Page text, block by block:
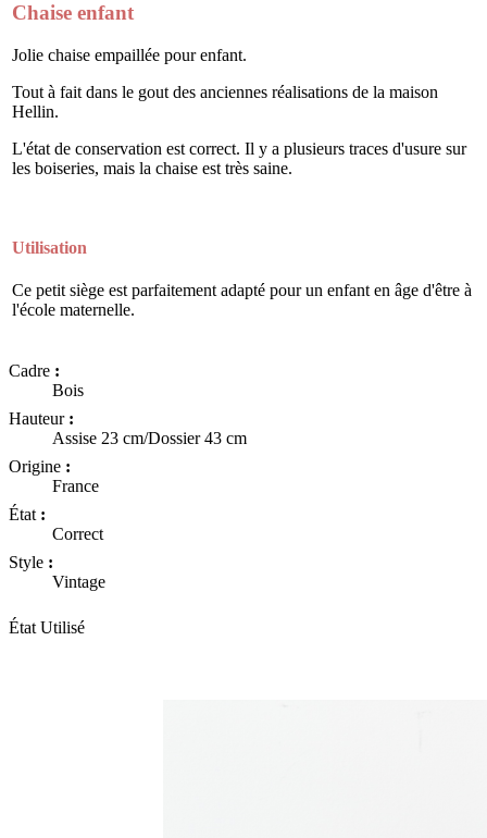
Chaise enfant
Jolie chaise empaillée pour enfant.
Tout à fait dans le gout des anciennes réalisations de la maison
Hellin.
L'état de conservation est correct. Il y a plusieurs traces d'usure sur
les boiseries, mais la chaise est très saine.
Utilisation
Ce petit siège est parfaitement adapté pour un enfant en âge d'être à
l'école maternelle.
Cadre :
Bois
Hauteur :
Assise 23 cm/Dossier 43 cm
Origine :
France
État :
Correct
Style :
Vintage
État Utilisé